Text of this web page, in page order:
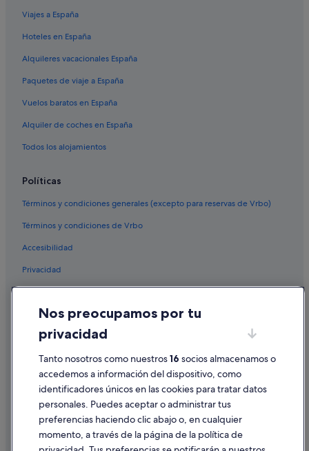
Viajes a España
Hoteles en España
Alquileres vacacionales España
Paquetes de viaje a España
Vuelos baratos en España
Alquiler de coches en España
Todos los alojamientos
Políticas
Términos y condiciones generales (excepto para reservas de Vrbo)
Términos y condiciones de Vrbo
Accesibilidad
Privacidad
Condiciones de uso
Información legal/contacto
Pautas sobre el contenido y cómo denunciar contenido
Ayuda
Cancelar un vuelo
Nos preocupamos por tu
privacidad
Tanto nosotros como nuestros16 socios almacenamos o
accedemos a información del dispositivo, como
identificadores únicos en las cookies para tratar datos
personales. Puedes aceptar o administrar tus
preferencias haciendo clic abajo o, en cualquier
momento, a través de la página de la política de